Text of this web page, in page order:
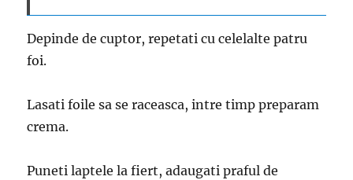
Depinde de cuptor, repetati cu celelalte patru
foi.
Lasati foile sa se raceasca, intre timp preparam
crema.
Puneti laptele la fiert, adaugati praful de